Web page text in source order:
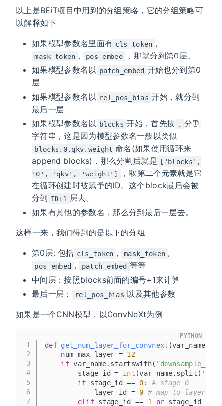
以上是BEiT项目中用到的分组策略，它的分组策略可
以解释如下
如果模型参数名里面有 cls_token ,
mask_token , pos_embed
，那就分到第0层。
如果模型参数名以 patch_embed 开始也分到第0
层
如果模型参数名以 rel_pos_bias 开始，就分到
最后一层
如果模型参数名以 blocks 开始，首先按 . 分割
字符串，这是因为模型参数名一般以类似
blocks.0.qkv.weight 命名(如果使用循环来
append blocks)，那么分割后就是 ['blocks',
'0', 'qkv', 'weight']
，取第二个元素就是它
在循环创建时被赋予的ID。这个block最后会被
分到 ID+1 层去。
如果有其他的参数名，那么分到最后一层去。
这样一来，我们得到的是以下的分组
第0层: 包括 cls_token , mask_token ,
pos_embed , patch_embed 等等
中间层：按照blocks前面的编号+1来计算
最后一层：
rel_pos_bias 以及其他参数
如果是一个CNN模型，以ConvNeXt为例
1
2
3
4
5
6
7
def get_num_layer_for_convnext (var_name
    num_max_layer =
12
if var_name.startswith(
        stage_id =
int (var_name.split( '.'
if stage_id == 0 : # stage 0
            layer_id =
0 # map to layer 0
elif stage_id == 1 or stage_id ==
PYTHON